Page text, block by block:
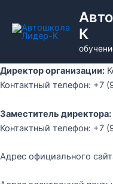
содержимому
К
Директор организации:
Контактный телефон: +7
Заместитель директора:
Контактный телефон: +7
Адрес официального